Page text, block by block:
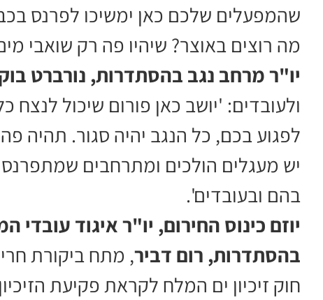
שהמפעלים שלכם כאן ימשיכו לפרנס
מה רוצים באוצר? שיהיו פה רק שואבי
יו"ר מרחב נגב בהסתדרות, נורברט
ולעובדים: 'יושב כאן פורום שיכול
לפגוע בכם, כל הנגב יהיה סגור. תהיה
בהם ובעובדים'.
יוזם כינוס החירום, יו"ר איגוד
בהסתדרות, רום דביר, מתח ביקורת